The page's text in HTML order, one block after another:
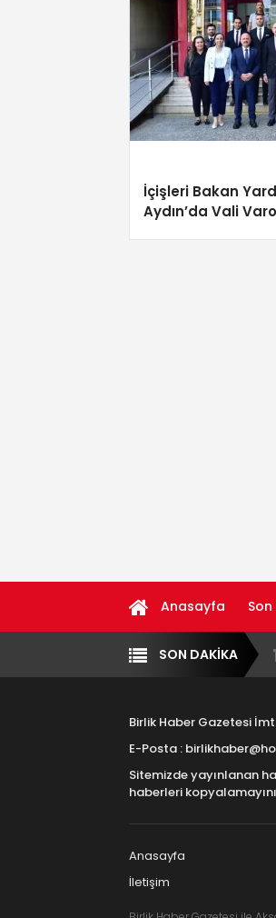
İçişleri Bakan
Aydın’da Vali
Anasayfa
Yazarlar Diğer
SON DAKİKA
Birlik Haber Gazetesi
E-Posta :
Sitemizde yayınlanan
haberleri
Anasayfa
İletişim